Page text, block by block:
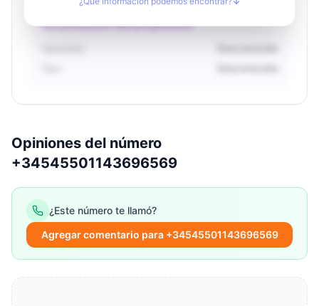
Información del propietario
Opiniones del número
+34545501143696569
¿Este número te llamó?
Agregar comentario para +34545501143696569